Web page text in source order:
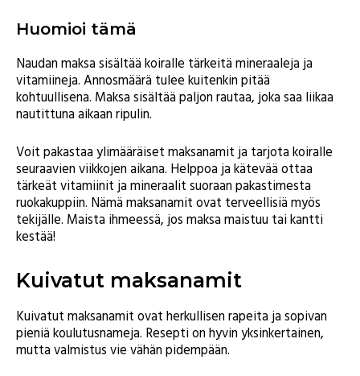
Huomioi tämä
Naudan maksa sisältää koiralle tärkeitä mineraaleja ja
vitamiineja. Annosmäärä tulee kuitenkin pitää
kohtuullisena. Maksa sisältää paljon rautaa, joka saa liikaa
nautittuna aikaan ripulin.
Voit pakastaa ylimääräiset maksanamit ja tarjota koiralle
seuraavien viikkojen aikana. Helppoa ja kätevää ottaa
tärkeät vitamiinit ja mineraalit suoraan pakastimesta
ruokakuppiin. Nämä maksanamit ovat terveellisiä myös
tekijälle. Maista ihmeessä, jos maksa maistuu tai kantti
kestää!
Kuivatut maksanamit
Kuivatut maksanamit ovat herkullisen rapeita ja sopivan
pieniä koulutusnameja. Resepti on hyvin yksinkertainen,
mutta valmistus vie vähän pidempään.